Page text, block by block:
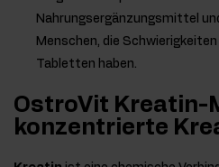
Nahrungsergänzungsmittel
Menschen, die
Tabletten haben.
OstroVit Kreatin-
konzentrierte